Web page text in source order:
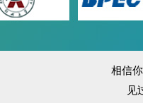
相信
见